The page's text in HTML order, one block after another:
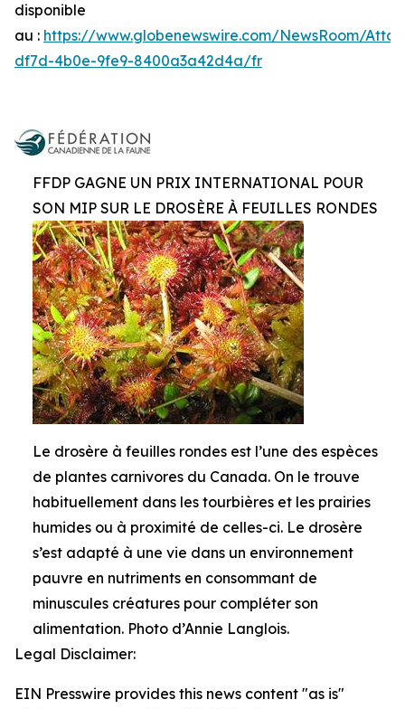
disponible
au : https://www.globenewswire.com/NewsRoom/
df7d-4b0e-9fe9-8400a3a42d4a/fr
FFDP GAGNE UN PRIX INTERNATIONAL POUR
SON MIP SUR LE DROSÈRE À FEUILLES RONDES
Le drosère à feuilles rondes est l’une des espèces
de plantes carnivores du Canada. On le trouve
habituellement dans les tourbières et les prairies
humides ou à proximité de celles-ci. Le drosère
s’est adapté à une vie dans un environnement
pauvre en nutriments en consommant de
minuscules créatures pour compléter son
alimentation. Photo d’Annie Langlois.
Legal Disclaimer:
EIN Presswire provides this news content "as is"